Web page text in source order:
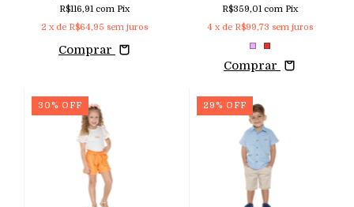
R$116,91 com Pix
2 x de R$64,95 sem juros
Comprar
Delicado de Corações
R$359,01 com Pix
4 x de R$99,73 sem juros
Comprar
30 % OFF 29 % OFF